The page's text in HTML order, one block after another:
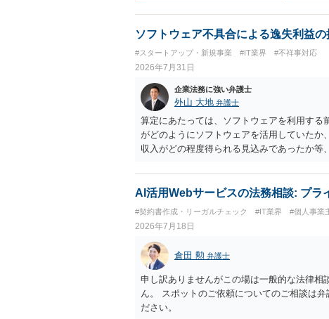
ソフトウェア不具合による逸失利益
#スタートアップ・新規事業 #IT業界 #不祥事対応
2026年7月31日
企業法務に強い弁護士
外山 大地 弁護士
算定にあたっては、ソフトウェアを利用す
がどのようにソフトウェアを活用していた
収入がどの程度得られる見込みであったか
AI活用Webサービスの法務相談: プラ
#契約書作成・リーガルチェック #IT業界 #個人事業
2026年7月18日
倉田 勲 弁護士
申し訳ありませんがこの場は一般的な法律
ん。 スポットのご依頼についてのご相談は
ださい。